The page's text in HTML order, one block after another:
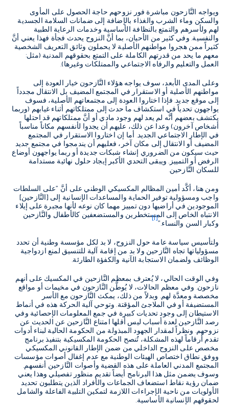
ويواجه النَّازحون مباشرة فور نزوحهم حاجة الحصول على المأوى
والسكن وماء الشرب والغذاء بالإضافة إلى ضمانات السلامة الجسدية
لهم ولأسرهم والتمتع بالنظافة الأساسية وخدمات الرعاية الطبية
والنفسية. وفي كثير من الأحيان، بما أنَّ النزوح يحدث فجأة فهذا يعني أنَّ
كثيراً ممن هجروا مواطنهم الأصلية لا يحملون وثائق التعريف الشخصية
معهم ما يحد من قدرتهم الكاملة على التمتع بحقوقهم المدنية (مثل:
العمل والتعليم والرفاه الاجتماعي والممتلكات وغيرها).
وعلى المدى الأبعد، سوف يواجه هؤلاء النَّازحون خيار العودة إلى
مواطنهم الأصلية أو الاستقرار في المجتمع المضيف بل الانتقال مجدداً
إلى موقع جديد. فإذا اختاروا العودة إلى مجتمعاتهم الأصلية، فسوف
يواجهون تحدياً في استكشاف ما حدث إلى ممتلكاتهم أثناء غيابهم (وربما
يكتشف بعضهم أنَّه لم يعد لهم وجود مادي أو أنَّ ممتلكاتهم قد احتلها
أشخاص آخرون) وعدا عن ذلك، عليهم أن يجدوا لأنفسهم مكاناً مناسباً
في الإطار الاجتماعي الجديد. أما إن اختاروا الاستقرار في المجتمع
المضيف أو الانتقال إلى مكان آخر، فعليهم أن يندمجوا في مجتمع جديد
حيث سيكون من الضروري إنشاء شبكات جديدة أو ربما يواجهون أوضاع
الرفض أو التمييز. ويبقى التحدي الأكبر إيجاد حلول نهائية مستدامة
للسكان النَّازحين.
ومن هنا، أكَّد أمين المظالم المكسيكي الوطني على أنَّ "على السلطات
واجب ومسؤولية توفير الحماية والمساعدات الإنسانية إلى [النَّازحين]
الموجودين في أراضيها دون تمييز مهما كان نوعه لأنها مجبرة على إيلاء
الانتباه الخاص إلى المستخطرين والمستضعفين كالأطفال والنَّازحين
وكبار السن والنساء."[i]
ولتأسيس سياسة عامة حول النزوح، لا بد لكل مؤسسة وطنية أن تحدد
مسؤولياتها تجاه النَّازحين ولا بد من إقامة آلية للتنسيق لمنع ازدواجية
الوظائف ولضمان الاستجابة الآنية والكفؤة الطارئة.
وفي الوقت الحالي، لا يُعترف بمعظم النَّازحين في المكسيك على أنهم
نازحون. وفي معظم الحالات، لا يُوطَّن النَّازحون في مخيمات أو مواقع
مخصصة ومعدَّة لهم. وبدلاً من ذلك، يمكث النَّازحون مع الأسر
المستضيفة أو في الملاجئ المؤقتة. وتوحي آلية الحركة هذه في أنماط
الاستيطان إلى وجود تحديات كبيرة في جمع المعلومات الإحصائية وفي
رصد النَّازحين لعدة أسباب ليس أقلها امتناع النَّازحين عن الحديث عن
نزوحهم. ونظراً لمقدار الجهود المبذولة من الحكومة الحالية لبناء أدوات
تقدم أرقاماً لهذه المشكلة، تُنصح الحكومة المكسيكية بتنفيذ برنامج
مخصص على النزوح الداخلي من ضمن الإطار القانوني المكسيكي
ووفق نطاق اختصاص الهيئات الوطنية مع عدم إغفال أصوات مؤسسات
المجتمع المدني العاملة على هذه القضية وأصوات النَّازحين أنفسهم.
وسوف يضمن مثل هذا البرنامج أيضاً تقديم منظور تفصيلي وهذا يعني
ضمان رؤية نقاط استضعاف الجماعات والأفراد الذين يتطلبون تحديد
الأولويات من ناحية الإجراءات اللازمة لتمكين التلبية الفاعلة والشامل
لحقوقهم الإنسانية الأساسية.